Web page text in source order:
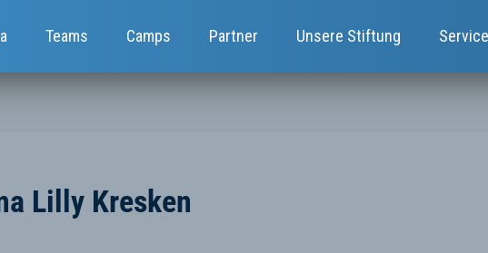
Teams Camps Partner Unsere Stiftung Service
Lilly Kresken